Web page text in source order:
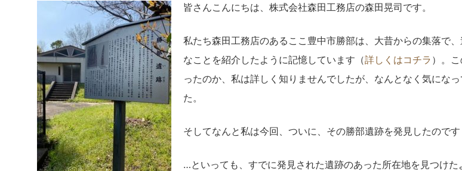
皆さんこんにちは、株式会社森田工務店の森田晃司です。
私たち森田工務店のあるここ豊中市勝部は、大昔からの集落で
なことを紹介したように記憶しています（詳しくはコチラ ）。
ったのか、私は詳しく知りませんでしたが、なんとなく気にな
た。
そしてなんと私は今回、ついに、その勝部遺跡を発見したのです
…といっても、すでに発見された遺跡のあった所在地を見つけ